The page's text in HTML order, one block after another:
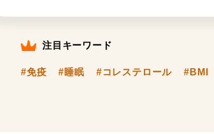
注目キーワード
#免疫 #睡眠 #コレステロール #BMI